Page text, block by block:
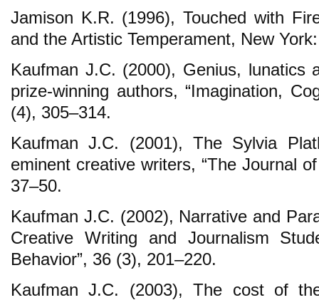
Jamison K.R. (1996), Touched with
and the Artistic Temperament, New
Kaufman J.C. (2000), Genius, lunatics
prize-winning authors, “Imagination,
(4), 305–314.
Kaufman J.C. (2001), The Sylvia
eminent creative writers, “The Journal
37–50.
Kaufman J.C. (2002), Narrative and
Creative Writing and Journalism
Behavior”, 36 (3), 201–220.
Kaufman J.C. (2003), The cost of